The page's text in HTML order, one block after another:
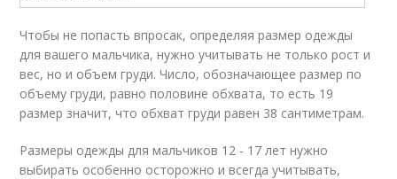
Чтобы не попасть впросак, определяя размер одежды
для вашего мальчика, нужно учитывать не только рост и
вес, но и объем груди. Число, обозначающее размер по
объему груди, равно половине обхвата, то есть 19
размер значит, что обхват груди равен 38 сантиметрам.
Размеры одежды для мальчиков 12 - 17 лет нужно
выбирать особенно осторожно и всегда учитывать,